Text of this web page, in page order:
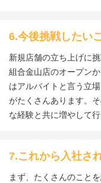
6.今後挑戦したい
新規店舗の立ち上げに
組合金山店のオープン
はアルバイトと言う立
がたくさんあります。
な経験と共に増やして行
7.これから入社さ
まず、たくさんのこと